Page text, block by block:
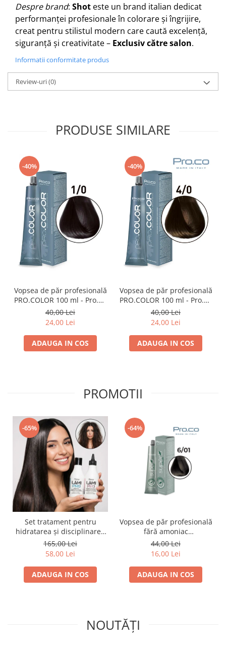
Despre brand: Shot este un brand italian dedicat
performanței profesionale în colorare și îngrijire,
creat pentru stilistul modern care caută excelență,
siguranță și creativitate – Exclusiv către salon.
Informatii conformitate produs
Review-uri(0)
PRODUSE SIMILARE
-40%
Vopsea de păr profesională
PRO.COLOR 100 ml - Pro.Co
- 1/0 NEGRU
40,00 Lei
24,00 Lei
ADAUGA IN COS
-40%
Vopsea de păr profesională
PRO.COLOR 100 ml - Pro.Co
- 4/0 CASTANIU NATURAL
40,00 Lei
24,00 Lei
ADAUGA IN COS
PROMOTII
-65%
Set tratament pentru
hidratarea și disciplinarea
parului LAMI PRO, Proco
(șampon + balsam 2x
250ml)
165,00 Lei
58,00 Lei
ADAUGA IN COS
-64%
Vopsea de păr profesională
fără amoniac
SUPERB.COLOR 100 ml -
Pro.Co - 6/01 BLOND INCHIS
CENUSIU
44,00 Lei
16,00 Lei
ADAUGA IN COS
NOUTĂȚI